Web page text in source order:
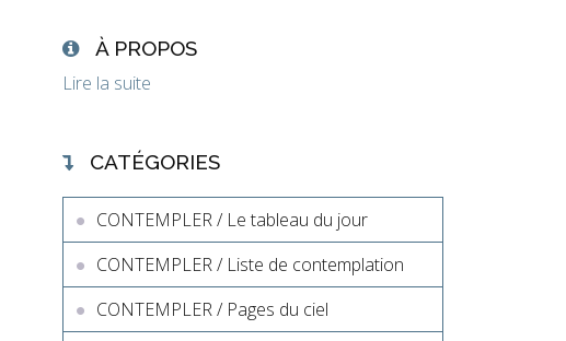
À PROPOS
Lire la suite
CATÉGORIES
CONTEMPLER / Le tableau du jour
CONTEMPLER / Liste de contemplation
CONTEMPLER / Pages du ciel